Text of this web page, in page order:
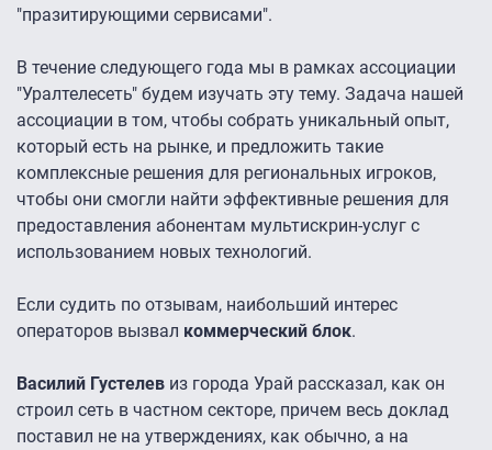
"празитирующими сервисами".
В течение следующего года мы в рамках ассоциации
"Уралтелесеть" будем изучать эту тему. Задача нашей
ассоциации в том, чтобы собрать уникальный опыт,
который есть на рынке, и предложить такие
комплексные решения для региональных игроков,
чтобы они смогли найти эффективные решения для
предоставления абонентам мультискрин-услуг с
использованием новых технологий.
Если судить по отзывам, наибольший интерес
операторов вызвал коммерческий блок.
Василий Густелев из города Урай рассказал, как он
строил сеть в частном секторе, причем весь доклад
поставил не на утверждениях, как обычно, а на